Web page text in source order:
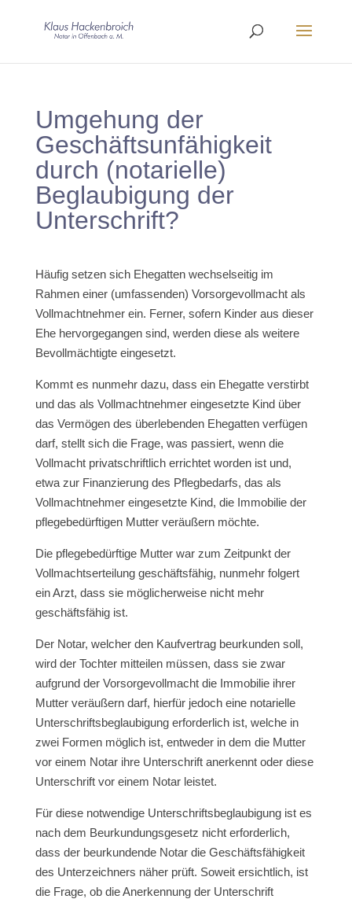
Umgehung der
Geschäftsunfähigkeit
durch (notarielle)
Beglaubigung der
Unterschrift?
Häufig setzen sich Ehegatten wechselseitig im
Rahmen einer (umfassenden) Vorsorgevollmacht als
Vollmachtnehmer ein. Ferner, sofern Kinder aus dieser
Ehe hervorgegangen sind, werden diese als weitere
Bevollmächtigte eingesetzt.
Kommt es nunmehr dazu, dass ein Ehegatte verstirbt
und das als Vollmachtnehmer eingesetzte Kind über
das Vermögen des überlebenden Ehegatten verfügen
darf, stellt sich die Frage, was passiert, wenn die
Vollmacht privatschriftlich errichtet worden ist und,
etwa zur Finanzierung des Pflegbedarfs, das als
Vollmachtnehmer eingesetzte Kind, die Immobilie der
pflegebedürftigen Mutter veräußern möchte.
Die pflegebedürftige Mutter war zum Zeitpunkt der
Vollmachtserteilung geschäftsfähig, nunmehr folgert
ein Arzt, dass sie möglicherweise nicht mehr
geschäftsfähig ist.
Der Notar, welcher den Kaufvertrag beurkunden soll,
wird der Tochter mitteilen müssen, dass sie zwar
aufgrund der Vorsorgevollmacht die Immobilie ihrer
Mutter veräußern darf, hierfür jedoch eine notarielle
Unterschriftsbeglaubigung erforderlich ist, welche in
zwei Formen möglich ist, entweder in dem die Mutter
vor einem Notar ihre Unterschrift anerkennt oder diese
Unterschrift vor einem Notar leistet.
Für diese notwendige Unterschriftsbeglaubigung ist es
nach dem Beurkundungsgesetz nicht erforderlich,
dass der beurkundende Notar die Geschäftsfähigkeit
des Unterzeichners näher prüft. Soweit ersichtlich, ist
die Frage, ob die Anerkennung der Unterschrift